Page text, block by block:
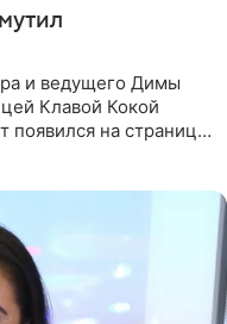
и ведущего Димы
Клавой Кокой
появился на странице